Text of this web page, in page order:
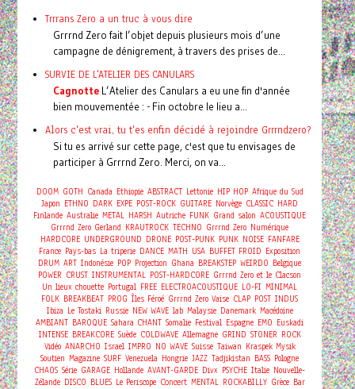
Trrrans Zero a un truc à vous dire
Grrrnd Zero fait l’objet depuis plusieurs mois d’une
campagne de dénigrement, à travers des prises de...
SURVIE DE L'ATELIER DES CANULARS
CagnotteL’Atelier des Canulars a eu une fin d'année
bien mouvementée : - Fin octobre le lieu a...
Alors c'est vrai, tu t'es enfin décidé à rejoindre Grrrndzero?
Si tu es arrivé sur cette page, c'est que tu envisages de
participer à Grrrnd Zero. Merci, on va...
DOOM GOTH Canada Ethiopie ABSTRACT Lettonie HIP HOP Afrique du Sud
Japon ETHNO DARK EXPE POST-ROCK GUITARE Norvège CLASSIC HARD
Finlande Australie METAL HARSH Autriche FUNK Grand salon ACOUSTIQUE
Grrrnd Zero Gerland KRAUTROCK TECHNO Grrrnd Zero Numérique
HARDCORE UNDERGROUND DRONE POST-PUNK PUNK NOISE FANFARE
France Pays-bas La triperie DANCE MATH USA BUFFET FROID Exposition
DRUM ART Indonésie POP Projection Ghana BREAKSTEP WEIRDO Belgique
POWER CRUST INSTRUMENTAL POST-HARDCORE Grrrnd Zero et le Clacson
Un lieux chouette Portugal FREE ELECTROACOUSTIQUE LO-FI MINIMAL
FOLK BREAKBEAT PROG Îles Féroé Grrrnd Zero Vaise CLAP POST INDUS
Ibiza Le Tostaki Russie NEW WAVE lab Malaysie Danemark Macédoine
AMBIANT BAROQUE Sahara CHANT Somalie Festival Espagne EMO Euskadi
INTENSE BREAKCORE Suède COLDWAVE Allemagne GRIND STONER ROCK
Vidéo ANARCHO Israel IMPRO NO WAVE Suisse Taiwan Kraspek Mysik
Soutien Magazine SURF Venezuela Hongrie JAZZ Tadjikistan BASS Pologne
CHAOS Série GARAGE Hollande AVANT-GARDE Divx PSYCHE Italie Nouvelle-
Zélande DISCO BLUES Le Periscope Concert MENTAL ROCKABILLY Grèce Bar